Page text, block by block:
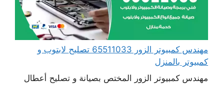
مهندس كمبيوتر الزور 65511033 تصليح لابتوب و
كمبيوتر بالمنزل
مهندس كمبيوتر الزور المختص بصيانة و تصليح أعطال